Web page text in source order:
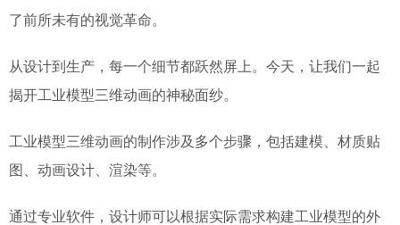
了前所未有的视觉革命。
从设计到生产，每一个细节都跃然屏上。今天，让我们一起
揭开工业模型三维动画的神秘面纱。
工业模型三维动画的制作涉及多个步骤，包括建模、材质贴
图、动画设计、渲染等。
通过专业软件，设计师可以根据实际需求构建工业模型的外